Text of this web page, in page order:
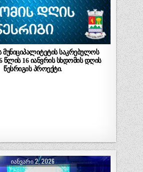
მუნიციპალიტეტის საკრებულოს
წლის 16 იანვრის სხდომის დღის
წესრიგის პროექტი.
ᲘᲐᲜᲕᲐᲠᲘ 2, 2026